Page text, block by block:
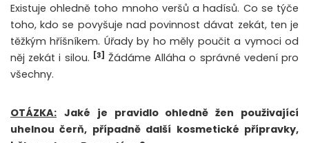
Existuje ohledně toho mnoho veršů a hadísů. Co se týče
toho, kdo se povyšuje nad povinnost dávat zekát, ten je
těžkým hříšníkem. Úřady by ho měly poučit a vymoci od
něj zekát i silou. [3] Žádáme Alláha o správné vedení pro
všechny.
OTÁZKA: Jaké je pravidlo ohledně žen použivající
uhelnou čerň, případně další kosmetické přípravky,